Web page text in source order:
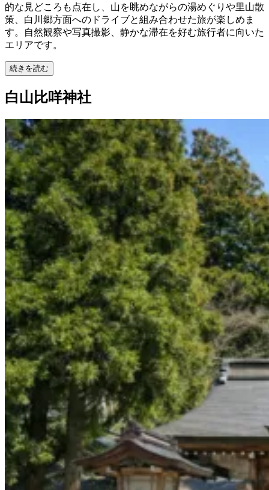
的な見どころも点在し、山を眺めながらの湯めぐりや里山散
策、白川郷方面へのドライブと組み合わせた旅が楽しめま
す。自然観察や写真撮影、静かな滞在を好む旅行者に向いた
エリアです。
続きを読む
白山比咩神社